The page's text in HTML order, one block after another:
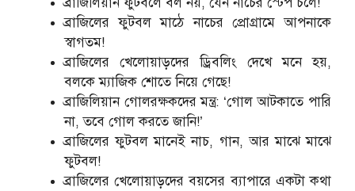
ব্রাজিলের ফুটবল মাঠে নাচের প্রোগ্রামে আপনাকে
স্বাগতম!
ব্রাজিলের খেলোয়াড়দের ড্রিবলিং দেখে মনে হয়,
বলকে ম্যাজিক শোতে নিয়ে গেছে!
ব্রাজিলিয়ান গোলরক্ষকদের মন্ত্র: ‘গোল আটকাতে পারি
না, তবে গোল করতে জানি!’
ব্রাজিলের ফুটবল মানেই নাচ, গান, আর মাঝে মাঝে
ফুটবল!
ব্রাজিলের খেলোয়াড়দের বয়সের ব্যাপারে একটা কথা